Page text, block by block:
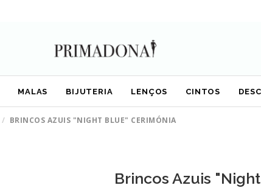
MALAS BIJUTERIA LENÇOS CINTOS
BRINCOS AZUIS "NIGHT BLUE" CERIMÓNIA
Brincos Azuis